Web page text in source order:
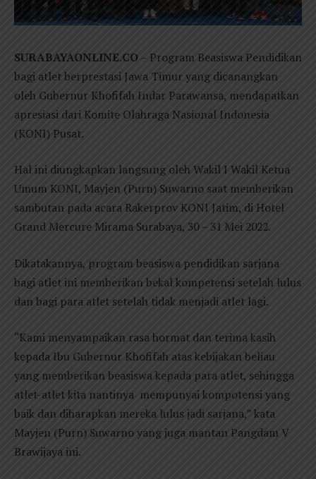
SURABAYAONLINE.CO– Program Beasiswa Pendidikan
bagi atlet berprestasi Jawa Timur yang dicanangkan
oleh Gubernur Khofifah Indar Parawansa, mendapatkan
apresiasi dari Komite Olahraga Nasional Indonesia
(KONI) Pusat.
Hal ini diungkapkan langsung oleh Wakil I Wakil Ketua
Umum KONI, Mayjen (Purn) Suwarno saat memberikan
sambutan pada acara Rakerprov KONI Jatim, di Hotel
Grand Mercure Mirama Surabaya, 30 – 31 Mei 2022.
Dikatakannya, program beasiswa pendidikan sarjana
bagi atlet ini memberikan bekal kompetensi setelah lulus
dan bagi para atlet setelah tidak menjadi atlet lagi.
“Kami menyampaikan rasa hormat dan terima kasih
kepada Ibu Gubernur Khofifah atas kebijakan beliau
yang memberikan beasiswa kepada para atlet, sehingga
atlet-atlet kita nantinya mempunyai kompotensi yang
baik dan diharapkan mereka lulus jadi sarjana,” kata
Mayjen (Purn) Suwarno yang juga mantan Pangdam V
Brawijaya ini.